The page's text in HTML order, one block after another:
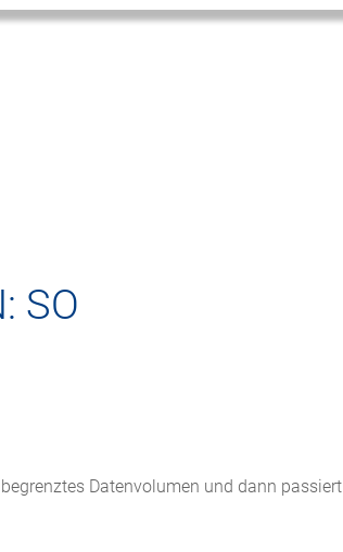
SO
Datenvolumen und dann passiert